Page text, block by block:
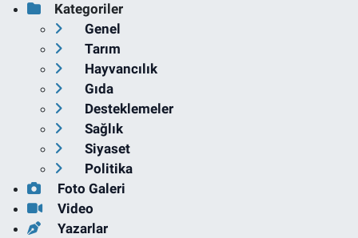
Kategoriler
Genel
Tarım
Hayvancılık
Gıda
Desteklemeler
Sağlık
Siyaset
Politika
Foto Galeri
Video
Yazarlar